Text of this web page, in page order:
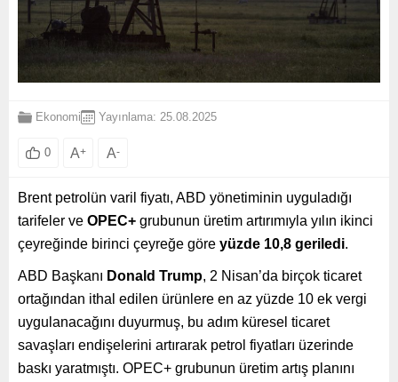
Ekonomi Yayınlama: 25.08.2025
0 A+ A-
Brent petrolün varil fiyatı, ABD yönetiminin uyguladığı
tarifeler ve OPEC+ grubunun üretim artırımıyla yılın ikinci
çeyreğinde birinci çeyreğe göre yüzde 10,8 geriledi.
ABD Başkanı Donald Trump, 2 Nisan’da birçok ticaret
ortağından ithal edilen ürünlere en az yüzde 10 ek vergi
uygulanacağını duyurmuş, bu adım küresel ticaret
savaşları endişelerini artırarak petrol fiyatları üzerinde
baskı yaratmıştı. OPEC+ grubunun üretim artış planını